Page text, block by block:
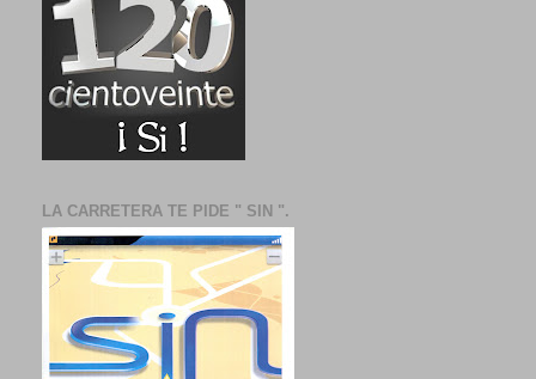
LA CARRETERA TE PIDE " SIN ".